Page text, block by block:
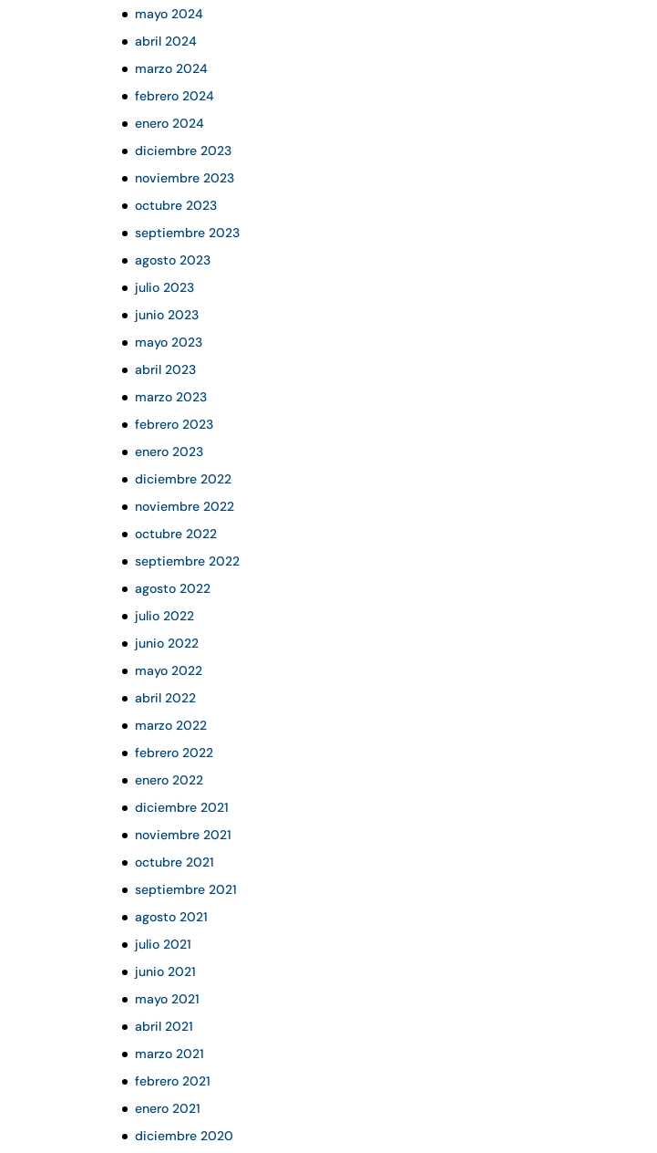
mayo 2024
abril 2024
marzo 2024
febrero 2024
enero 2024
diciembre 2023
noviembre 2023
octubre 2023
septiembre 2023
agosto 2023
julio 2023
junio 2023
mayo 2023
abril 2023
marzo 2023
febrero 2023
enero 2023
diciembre 2022
noviembre 2022
octubre 2022
septiembre 2022
agosto 2022
julio 2022
junio 2022
mayo 2022
abril 2022
marzo 2022
febrero 2022
enero 2022
diciembre 2021
noviembre 2021
octubre 2021
septiembre 2021
agosto 2021
julio 2021
junio 2021
mayo 2021
abril 2021
marzo 2021
febrero 2021
enero 2021
diciembre 2020